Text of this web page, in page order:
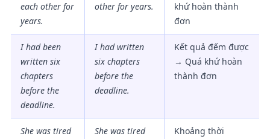
each other for
years.
other for years.
khứ hoàn thành
đơn
I had been
written six
chapters
before the
deadline.
Ihad written
six chapters
before the
deadline.
Kết quả đếm được
→ Quá khứ hoàn
thành đơn
She was tired
She was tired
Khoảng thời